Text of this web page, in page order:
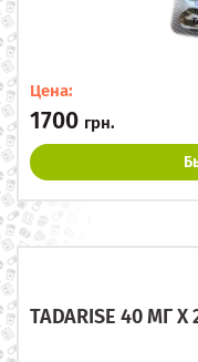
Цена:
1700 грн.
TADARISE 40 МГ